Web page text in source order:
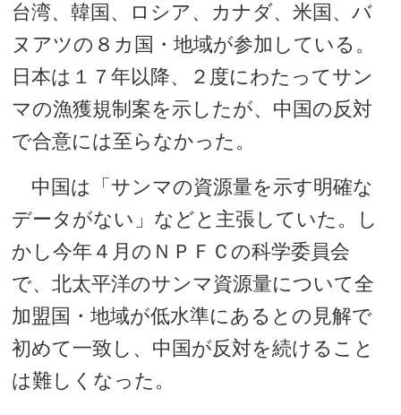
台湾、韓国、ロシア、カナダ、米国、バ
ヌアツの８カ国・地域が参加している。
日本は１７年以降、２度にわたってサン
マの漁獲規制案を示したが、中国の反対
で合意には至らなかった。
中国は「サンマの資源量を示す明確な
データがない」などと主張していた。し
かし今年４月のＮＰＦＣの科学委員会
で、北太平洋のサンマ資源量について全
加盟国・地域が低水準にあるとの見解で
初めて一致し、中国が反対を続けること
は難しくなった。